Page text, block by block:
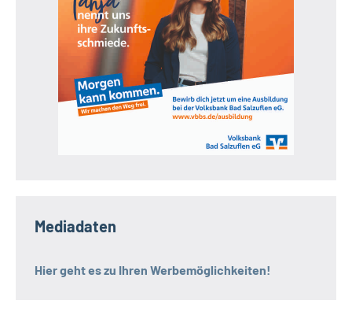
Mediadaten
Hier geht es zu Ihren Werbemöglichkeiten!